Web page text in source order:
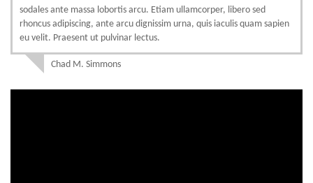
sodales ante massa lobortis arcu. Etiam ullamcorper, libero sed
rhoncus adipiscing, ante arcu dignissim urna, quis iaculis quam sapien
eu velit. Praesent ut pulvinar lectus.
Chad M. Simmons